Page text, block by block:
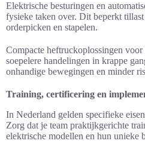
Elektrische besturingen en
fysieke taken over. Dit beperkt
orderpicken en stapelen.
Compacte heftruckoplossingen
soepelere handelingen in krappe
onhandige bewegingen en minder
Training, certificering en
In Nederland gelden specifieke
Zorg dat je team praktijkgerichte
elektrische modellen en hun unieke